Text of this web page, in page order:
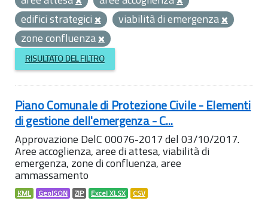
edifici strategici
viabilità di emergenza
zone confluenza
RISULTATO DEL FILTRO
Piano Comunale di Protezione Civile - Elementi
di gestione dell'emergenza - C...
Approvazione DelC 00076-2017 del 03/10/2017.
Aree accoglienza, aree di attesa, viabilità di
emergenza, zone di confluenza, aree
ammassamento
KML GeoJSON ZIP Excel XLSX CSV